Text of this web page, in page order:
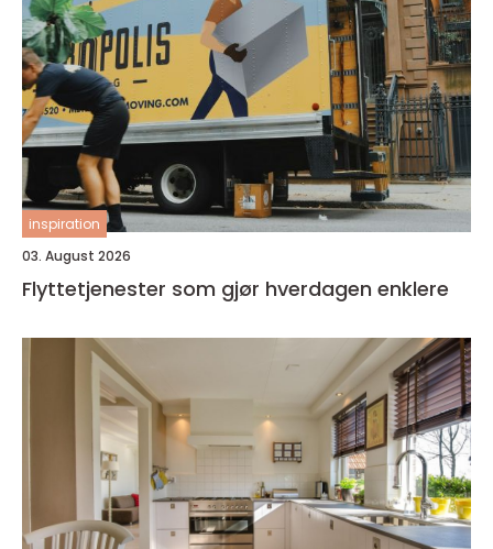
inspiration
03. August 2026
Flyttetjenester som gjør hverdagen enklere